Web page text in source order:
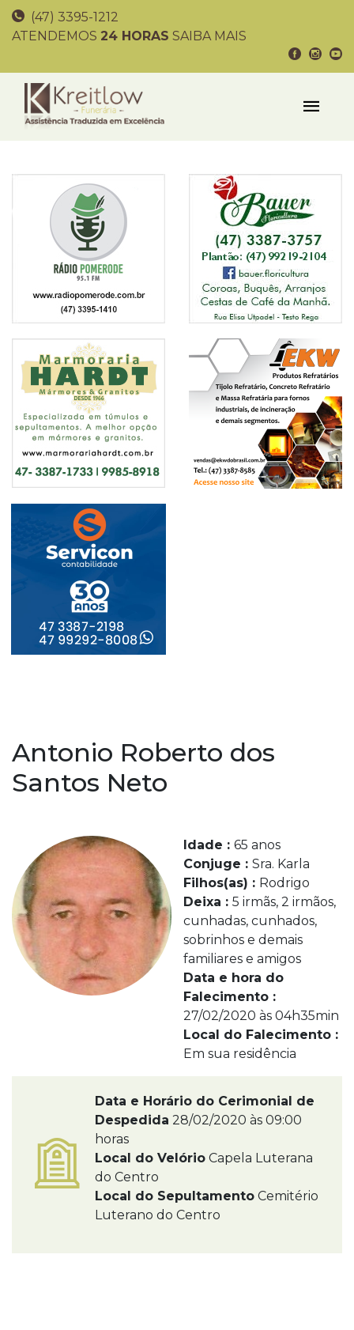
(47) 3395-1212
ATENDEMOS 24 HORAS SAIBA MAIS
Antonio Roberto dos
Santos Neto
Idade : 65 anos
Conjuge : Sra. Karla
Filhos(as) : Rodrigo
Deixa : 5 irmãs, 2 irmãos,
cunhadas, cunhados,
sobrinhos e demais
familiares e amigos
Data e hora do
Falecimento :
27/02/2020 às 04h35min
Local do Falecimento :
Em sua residência
Data e Horário do Cerimonial de
Despedida 28/02/2020 às 09:00
horas
Local do Velório Capela Luterana
do Centro
Local do Sepultamento Cemitério
Luterano do Centro